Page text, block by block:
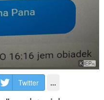
Twitter ...